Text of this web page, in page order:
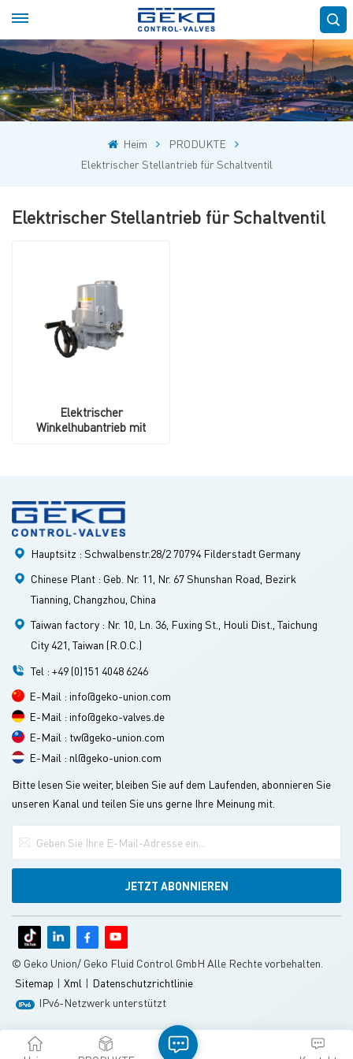
Heim
PRODUKTE
Elektrischer Stellantrieb für Schaltventil
Elektrischer Stellantrieb für Schaltventil
Elektrischer
Winkelhubantrieb mit
Hauptsitz : Schwalbenstr.28/2 70794 Filderstadt Germany
Chinese Plant : Geb. Nr. 11, Nr. 67 Shunshan Road, Bezirk
Tianning, Changzhou, China
Taiwan factory : Nr. 10, Ln. 36, Fuxing St., Houli Dist., Taichung
City 421, Taiwan (R.O.C.)
Tel : +49 (0)151 4048 6246
E-Mail : info@geko-union.com
E-Mail : info@geko-valves.de
E-Mail : tw@geko-union.com
E-Mail : nl@geko-union.com
Bitte lesen Sie weiter, bleiben Sie auf dem Laufenden, abonnieren Sie
unseren Kanal und teilen Sie uns gerne Ihre Meinung mit.
© Geko Union/ Geko Fluid Control GmbH Alle Rechte vorbehalten.
Sitemap | Xml | Datenschutzrichtlinie
IPv6-Netzwerk unterstützt